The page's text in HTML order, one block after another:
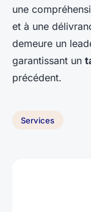
une
et à une
demeure un
garantissant un
précédent.
Services